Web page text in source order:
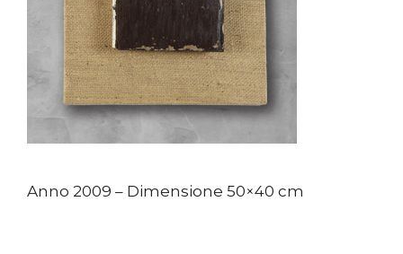
Anno 2009 – Dimensione 50×40 cm